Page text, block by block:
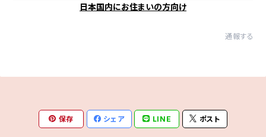
日本国内にお住まいの方向け
通報する
保存 シェア LINE ポスト